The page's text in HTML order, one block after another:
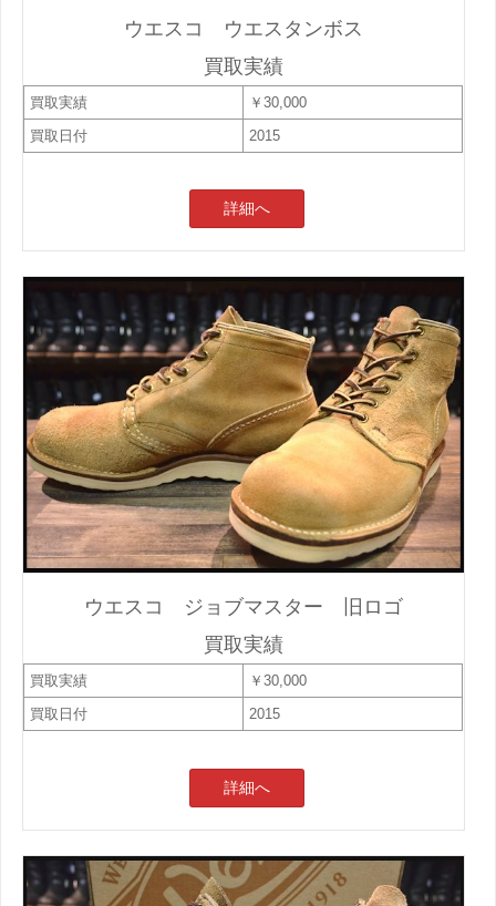
ウエスコ ウエスタンボス
買取実績
買取実績
￥30,000
買取日付
2015
詳細へ
ウエスコ ジョブマスター 旧ロゴ
買取実績
買取実績
￥30,000
買取日付
2015
詳細へ